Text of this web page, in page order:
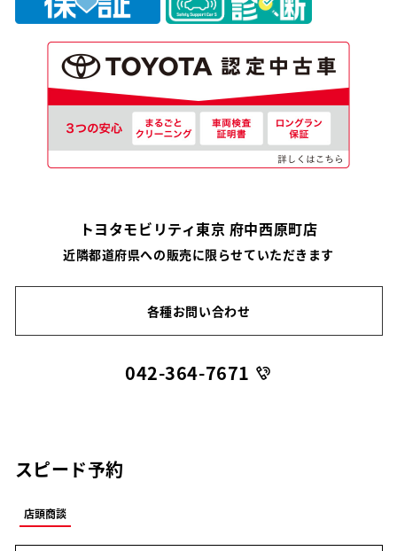
トヨタモビリティ東京 府中西原町店
近隣都道府県への販売に限らせていただきます
各種お問い合わせ
042-364-7671
スピード予約
店頭商談